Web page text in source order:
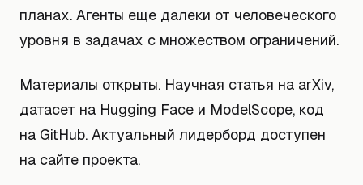
планах. Агенты еще далеки от человеческого
уровня в задачах с множеством ограничений.
Материалы открыты. Научная статья на arXiv,
датасет на Hugging Face и ModelScope, код
на GitHub. Актуальный лидерборд доступен
на сайте проекта.